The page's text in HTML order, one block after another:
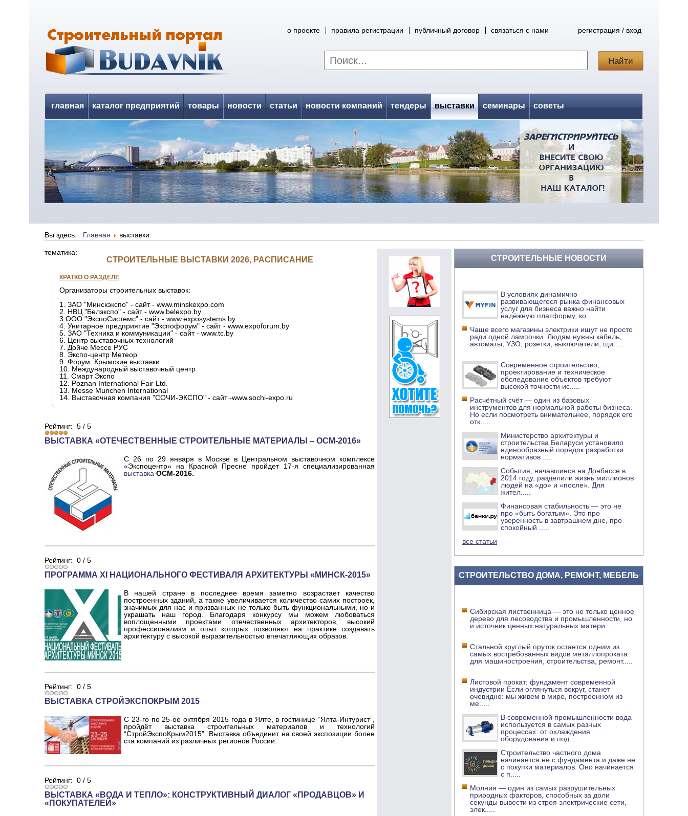
регистрация / вход
о проекте правила регистрации публичный договор связаться с нами
главная каталог предприятий товары новости статьи новости компаний тендеры выставки семинары советы
Вы здесь: Главная выставки
тематика:
СТРОИТЕЛЬНЫЕ ВЫСТАВКИ 2026, РАСПИСАНИЕ
КРАТКО О РАЗДЕЛЕ
Организаторы строительных выставок:
1. ЗАО "Минскэкспо" - сайт - www.minskexpo.com
2. НВЦ "Белэкспо" - сайт - www.belexpo.by
3.ООО "ЭкспоСистемс" - сайт - www.exposystems.by
4. Унитарное предприятие "Экспофорум" - сайт - www.expoforum.by
5. ЗАО "Техника и коммуникации" - сайт - www.tc.by
6. Центр выставочных технологий
7. Дойче Мессе РУС
8. Экспо-центр Метеор
9. Форум. Крымские выставки
10. Международный выставочный центр
11. Смарт Экспо
12. Poznan International Fair Ltd.
13. Messe Munchen International
14. Выставочная компания "СОЧИ-ЭКСПО" - сайт -www.sochi-expo.ru
Рейтинг: 5 / 5
ВЫСТАВКА «ОТЕЧЕСТВЕННЫЕ СТРОИТЕЛЬНЫЕ МАТЕРИАЛЫ – ОСМ-2016»
С 26 по 29 января в Москве в Центральном выставочном комплексе
«Экспоцентр» на Красной Пресне пройдет 17-я специализированная
выставка ОСМ-2016.
Рейтинг: 0 / 5
ПРОГРАММА ХI НАЦИОНАЛЬНОГО ФЕСТИВАЛЯ АРХИТЕКТУРЫ «МИНСК-2015»
В нашей стране в последнее время заметно возрастает качество
построенных зданий, а также увеличивается количество самих построек,
значимых для нас и призванных не только быть функциональными, но и
украшать наш город. Благодаря конкурсу мы можем любоваться
воплощенными проектами отечественных архитекторов, высокий
профессионализм и опыт которых позволяют на практике создавать
архитектуру с высокой выразительностью впечатляющих образов.
Рейтинг: 0 / 5
ВЫСТАВКА СТРОЙЭКСПОКРЫМ 2015
С 23-го по 25-ое октября 2015 года в Ялте, в гостинице “Ялта-Интурист”,
пройдёт выставка строительных материалов и технологий
“СтройЭкспоКрым2015”. Выставка объединит на своей экспозиции более
ста компаний из различных регионов России.
Рейтинг: 0 / 5
ВЫСТАВКА «ВОДА И ТЕПЛО»: КОНСТРУКТИВНЫЙ ДИАЛОГ «ПРОДАВЦОВ» И
«ПОКУПАТЕЛЕЙ»
СТРОИТЕЛЬНЫЕ НОВОСТИ
В условиях динамично
развивающегося рынка финансовых
услуг для бизнеса важно найти
надёжную платформу, ко
Чаще всего магазины электрики ищут не просто
ради одной лампочки. Людям нужны кабель,
автоматы, УЗО, розетки, выключатели, щи
Современное строительство,
проектирование и техническое
обследование объектов требуют
высокой точности ис
Расчётный счёт — один из базовых
инструментов для нормальной работы бизнеса.
Но если посмотреть внимательнее, порядок его
отк
Министерство архитектуры и
строительства Беларуси установило
единообразный порядок разработки
нормативов
События, начавшиеся на Донбассе в
2014 году, разделили жизнь миллионов
людей на «до» и «после». Для
жител
Финансовая стабильность — это не
про «быть богатым». Это про
уверенность в завтрашнем дне, про
спокойный
все статьи
СТРОИТЕЛЬСТВО ДОМА, РЕМОНТ, МЕБЕЛЬ
Сибирская лиственница — это не только ценное
дерево для лесоводства и промышленности, но
и источник ценных натуральных матери
Стальной круглый пруток остается одним из
самых востребованных видов металлопроката
для машиностроения, строительства, ремонт.....
Листовой прокат: фундамент современной
индустрии Если оглянуться вокруг, станет
очевидно: мы живем в мире, построенном из
ме
В современной промышленности вода
используется в самых разных
процессах: от охлаждения
оборудования и под
Строительство частного дома
начинается не с фундамента и даже не
с покупки материалов. Оно начинается
с п
Молния — один из самых разрушительных
природных факторов, способных за доли
секунды вывести из строя электрические сети,
элек